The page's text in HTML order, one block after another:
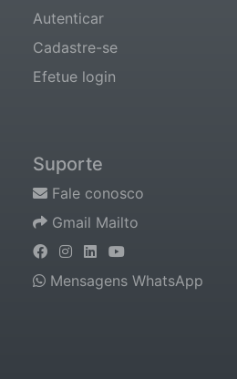
Autenticar
Cadastre-se
Efetue login
Suporte
Fale conosco
Gmail Mailto
Mensagens WhatsApp